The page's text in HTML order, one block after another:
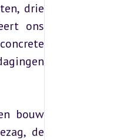
drie
ons
bouw
de